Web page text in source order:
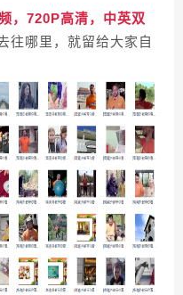
，720P高清，中英双
往哪里，就留给大家自